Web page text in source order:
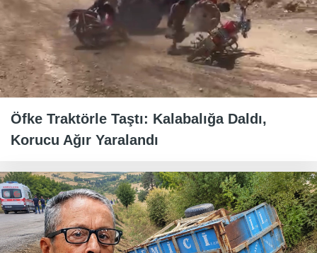
Öfke Traktörle Taştı: Kalabalığa Daldı,
Korucu Ağır Yaralandı